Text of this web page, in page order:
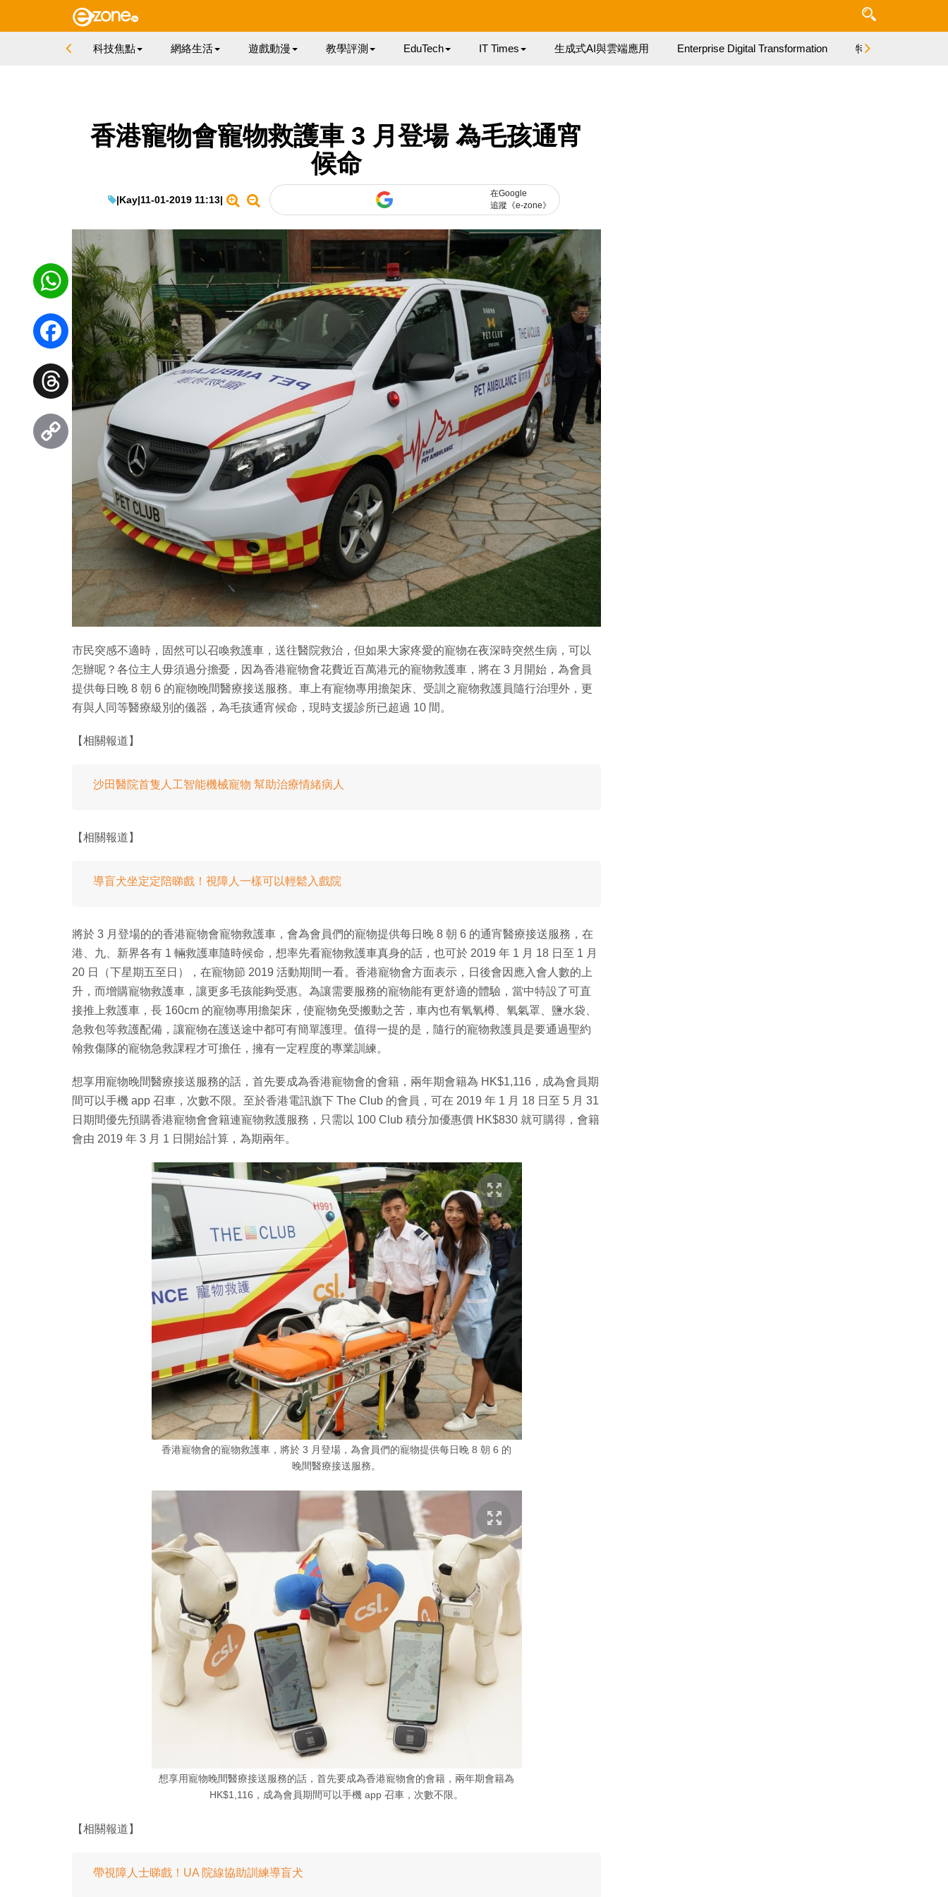
科技焦點 網絡生活 遊戲動漫 教學評測 EduTech IT Times 生成式AI與雲端應用 Enterprise Digital Transformation 特集
香港寵物會寵物救護車 3 月登場 為毛孩通宵
候命
|Kay|11-01-2019 11:13|
在Google
追蹤《e-zone》
市民突感不適時，固然可以召喚救護車，送往醫院救治，但如果大家疼愛的寵物在夜深時突然生病，可以
怎辦呢？各位主人毋須過分擔憂，因為香港寵物會花費近百萬港元的寵物救護車，將在 3 月開始，為會員
提供每日晚 8 朝 6 的寵物晚間醫療接送服務。車上有寵物專用擔架床、受訓之寵物救護員隨行治理外，更
有與人同等醫療級別的儀器，為毛孩通宵候命，現時支援診所已超過 10 間。
【相關報道】
沙田醫院首隻人工智能機械寵物 幫助治療情緒病人
【相關報道】
導盲犬坐定定陪睇戲！視障人一樣可以輕鬆入戲院
將於 3 月登場的的香港寵物會寵物救護車，會為會員們的寵物提供每日晚 8 朝 6 的通宵醫療接送服務，在
港、九、新界各有 1 輛救護車隨時候命，想率先看寵物救護車真身的話，也可於 2019 年 1 月 18 日至 1 月
20 日（下星期五至日），在寵物節 2019 活動期間一看。香港寵物會方面表示，日後會因應入會人數的上
升，而增購寵物救護車，讓更多毛孩能夠受惠。為讓需要服務的寵物能有更舒適的體驗，當中特設了可直
接推上救護車，長 160cm 的寵物專用擔架床，使寵物免受搬動之苦，車內也有氧氧樽、氧氣罩、鹽水袋、
急救包等救護配備，讓寵物在護送途中都可有簡單護理。值得一提的是，隨行的寵物救護員是要通過聖約
翰救傷隊的寵物急救課程才可擔任，擁有一定程度的專業訓練。
想享用寵物晚間醫療接送服務的話，首先要成為香港寵物會的會籍，兩年期會籍為 HK$1,116，成為會員期
間可以手機 app 召車，次數不限。至於香港電訊旗下 The Club 的會員，可在 2019 年 1 月 18 日至 5 月 31
日期間優先預購香港寵物會會籍連寵物救護服務，只需以 100 Club 積分加優惠價 HK$830 就可購得，會籍
會由 2019 年 3 月 1 日開始計算，為期兩年。
香港寵物會的寵物救護車，將於 3 月登場，為會員們的寵物提供每日晚 8 朝 6 的
晚間醫療接送服務。
想享用寵物晚間醫療接送服務的話，首先要成為香港寵物會的會籍，兩年期會籍為
HK$1,116，成為會員期間可以手機 app 召車，次數不限。
【相關報道】
帶視障人士睇戲！UA 院線協助訓練導盲犬
WhatsApp
Facebook
Threads